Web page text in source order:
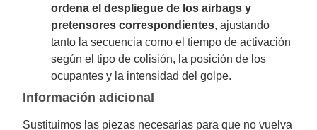
ordena el despliegue de los airbags y
pretensores correspondientes, ajustando
tanto la secuencia como el tiempo de activación
según el tipo de colisión, la posición de los
ocupantes y la intensidad del golpe.
Información adicional
Sustituimos las piezas necesarias para que no vuelva